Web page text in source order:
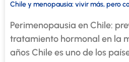
Chile y menopausia: vivir más, pero
Perimenopausia en Chile:
tratamiento hormonal en la
años Chile es uno de los